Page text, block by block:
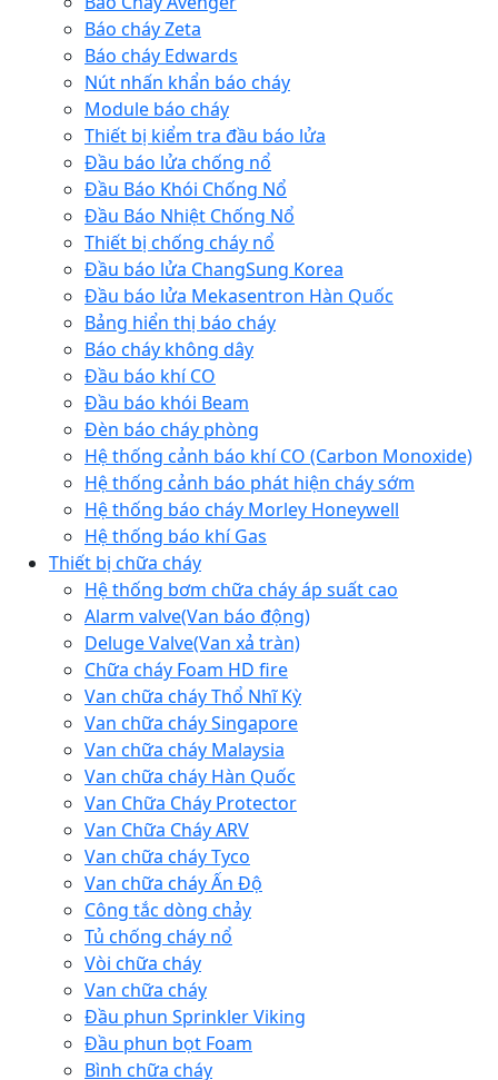
Báo cháy Zeta
Báo cháy Edwards
Nút nhấn khẩn báo cháy
Module báo cháy
Thiết bị kiểm tra đầu báo lửa
Đầu báo lửa chống nổ
Đầu Báo Khói Chống Nổ
Đầu Báo Nhiệt Chống Nổ
Thiết bị chống cháy nổ
Đầu báo lửa ChangSung Korea
Đầu báo lửa Mekasentron Hàn Quốc
Bảng hiển thị báo cháy
Báo cháy không dây
Đầu báo khí CO
Đầu báo khói Beam
Đèn báo cháy phòng
Hệ thống cảnh báo khí CO (Carbon Monoxide)
Hệ thống cảnh báo phát hiện cháy sớm
Hệ thống báo cháy Morley Honeywell
Hệ thống báo khí Gas
Thiết bị chữa cháy
Hệ thống bơm chữa cháy áp suất cao
Alarm valve(Van báo động)
Deluge Valve(Van xả tràn)
Chữa cháy Foam HD fire
Van chữa cháy Thổ Nhĩ Kỳ
Van chữa cháy Singapore
Van chữa cháy Malaysia
Van chữa cháy Hàn Quốc
Van Chữa Cháy Protector
Van Chữa Cháy ARV
Van chữa cháy Tyco
Van chữa cháy Ấn Độ
Công tắc dòng chảy
Tủ chống cháy nổ
Vòi chữa cháy
Van chữa cháy
Đầu phun Sprinkler Viking
Đầu phun bọt Foam
Bình chữa cháy